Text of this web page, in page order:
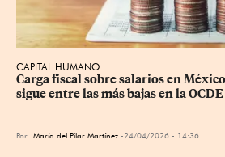
CAPITAL HUMANO
Carga fiscal sobre salarios en
sigue entre las más bajas en la OCDE
Por María del Pilar Martínez 24/04/2026 - 14:36